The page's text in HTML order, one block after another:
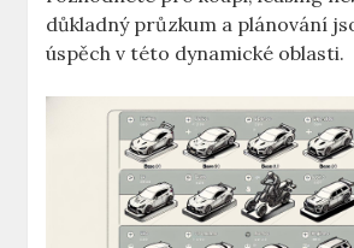
důkladný průzkum a ‌plánování
úspěch ‌v ‌této dynamické oblasti.